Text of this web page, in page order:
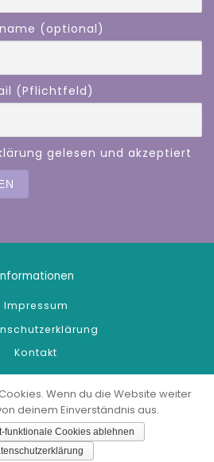
(optional)
(Pflichtfeld)
gelesen und akzeptiert
Impressum
Kontakt
2026JMÖ
wienerhomepages.at
Wenn du die Website weiter
deinem Einverständnis aus.
funktionale Cookies ablehnen